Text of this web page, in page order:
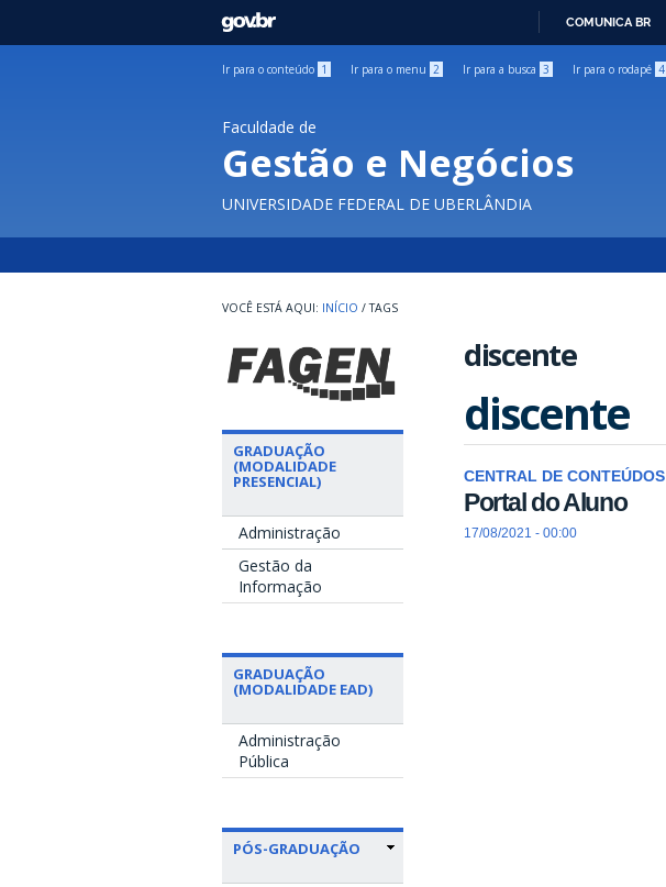
GOVBR
COMUNICA BR
Ir para o conteúdo 1 Ir para o menu 2 Ir para a busca 3 Ir para o rodapé 4
Faculdade de
Gestão e Negócios
UNIVERSIDADE FEDERAL DE UBERLÂNDIA
INÍCIO / TAGS
GRADUAÇÃO
(MODALIDADE
PRESENCIAL)
Administração
Gestão da
Informação
GRADUAÇÃO
(MODALIDADE EAD)
Administração
Pública
PÓS-GRADUAÇÃO
discente
discente
CENTRAL DE CONTEÚDOS
Portal do Aluno
17/08/2021 - 00:00